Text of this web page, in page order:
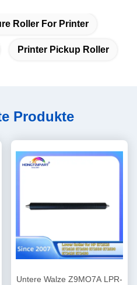
Roller For Printer
Printer Pickup Roller
Produkte
Untere Walze Z9MO7A LPR-